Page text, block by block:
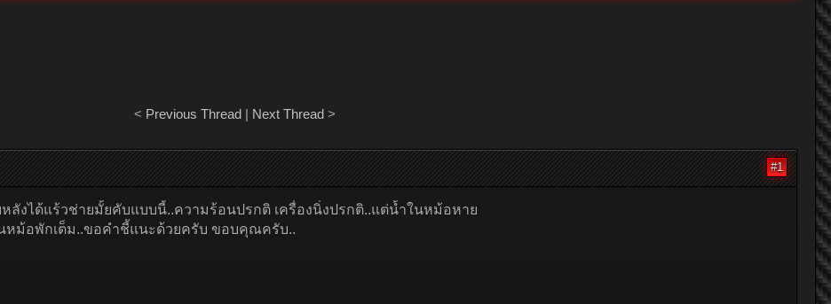
< Previous Thread| Next Thread>
#1
ลังได้แร้วช่ายมั้ยคับแบบนี้..ความร้อนปรกติ เครื่องนิ่งปรกติ..แต่น้ำในหม้อหาย
หม้อพักเต็ม..ขอคำชี้แนะด้วยครับ ขอบคุณครับ..